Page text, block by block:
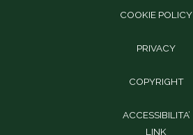
COOKIE POLICY
PRIVACY
COPYRIGHT
ACCESSIBILITA’
LINK